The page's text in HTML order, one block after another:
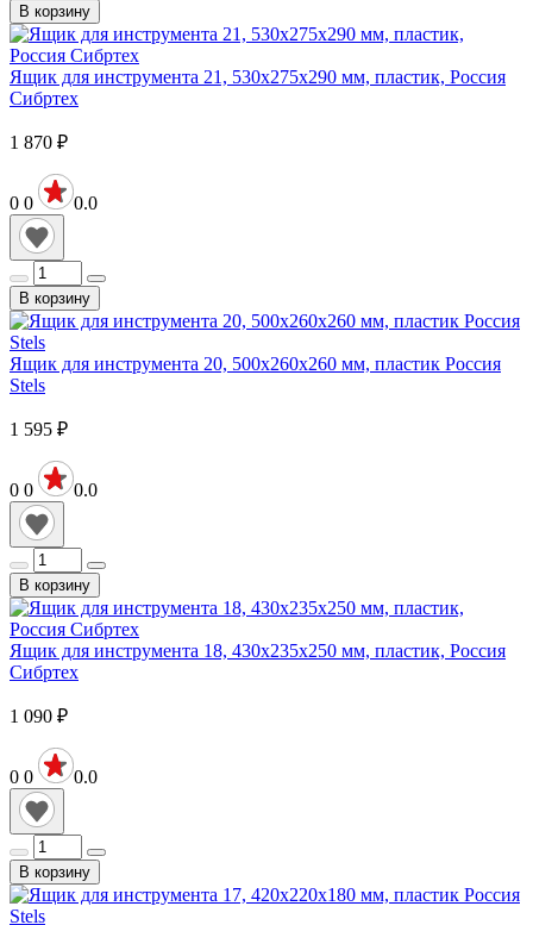
В корзину
Ящик для инструмента 21, 530х275х290 мм, пластик, Россия
Сибртех
1 870 ₽
0 0 0.0
В корзину
Ящик для инструмента 20, 500х260х260 мм, пластик Россия
Stels
1 595 ₽
0 0 0.0
В корзину
Ящик для инструмента 18, 430х235х250 мм, пластик, Россия
Сибртех
1 090 ₽
0 0 0.0
В корзину